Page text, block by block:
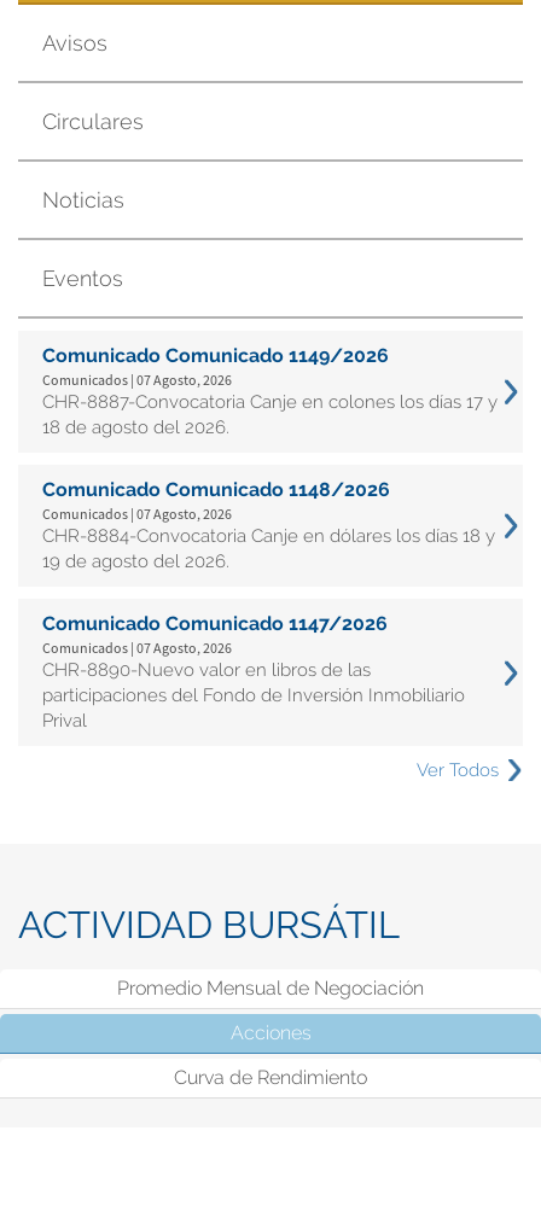
Avisos
Circulares
Noticias
Eventos
Comunicado Comunicado 1149/2026
Comunicados | 07 Agosto, 2026
CHR-8887-Convocatoria Canje en colones los días 17 y
18 de agosto del 2026.
Comunicado Comunicado 1148/2026
Comunicados | 07 Agosto, 2026
CHR-8884-Convocatoria Canje en dólares los días 18 y
19 de agosto del 2026.
Comunicado Comunicado 1147/2026
Comunicados | 07 Agosto, 2026
CHR-8890-Nuevo valor en libros de las
participaciones del Fondo de Inversión Inmobiliario
Prival
Ver Todos
ACTIVIDAD BURSÁTIL
Promedio Mensual de Negociación
Acciones
Curva de Rendimiento